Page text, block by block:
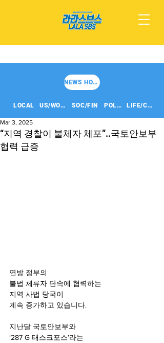
NEWS HOME
LOCAL US/WORLD SOC/FIN POLITICS LIFE/CULT
“지역 경찰이 불체자 체포”..국토안보부
협력 급증
Mar 3, 2025
연방 정부의
불법 체류자 단속에 협력하는
지역 사법 당국이
계속 증가하고 있습니다.
지난달 국토안보부와
‘287 G 태스크포스’라는